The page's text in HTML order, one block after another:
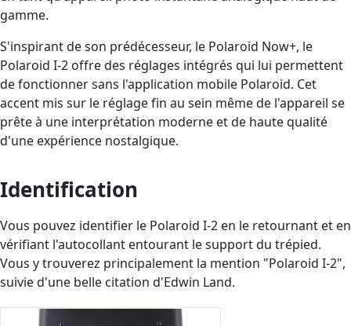
gamme.
S'inspirant de son prédécesseur, le Polaroid Now+, le
Polaroid I-2 offre des réglages intégrés qui lui permettent
de fonctionner sans l'application mobile Polaroid. Cet
accent mis sur le réglage fin au sein même de l'appareil se
prête à une interprétation moderne et de haute qualité
d'une expérience nostalgique.
Identification
Vous pouvez identifier le Polaroid I-2 en le retournant et en
vérifiant l'autocollant entourant le support du trépied.
Vous y trouverez principalement la mention "Polaroid I-2",
suivie d'une belle citation d'Edwin Land.